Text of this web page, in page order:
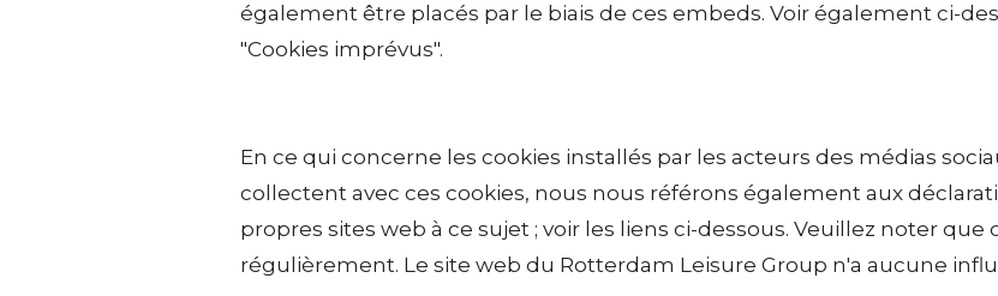
également être placés par le biais de ces embeds. Voir également ci-
"Cookies imprévus".
En ce qui concerne les cookies installés par les acteurs des médias
collectent avec ces cookies, nous nous référons également aux
propres sites web à ce sujet ; voir les liens ci-dessous. Veuillez noter
régulièrement. Le site web du Rotterdam Leisure Group n'a aucune